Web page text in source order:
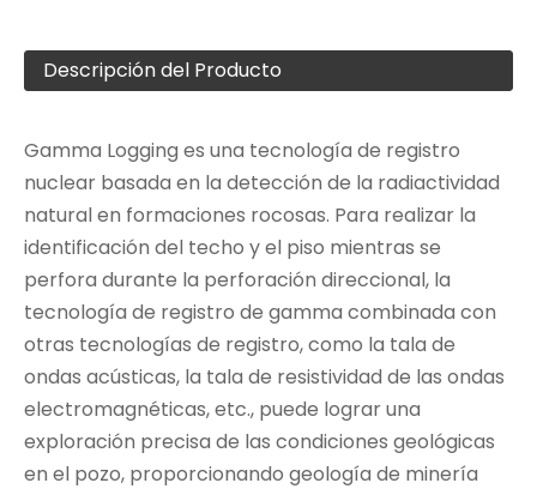
Descripción del Producto
Gamma Logging es una tecnología de registro
nuclear basada en la detección de la radiactividad
natural en formaciones rocosas. Para realizar la
identificación del techo y el piso mientras se
perfora durante la perforación direccional, la
tecnología de registro de gamma combinada con
otras tecnologías de registro, como la tala de
ondas acústicas, la tala de resistividad de las ondas
electromagnéticas, etc., puede lograr una
exploración precisa de las condiciones geológicas
en el pozo, proporcionando geología de minería